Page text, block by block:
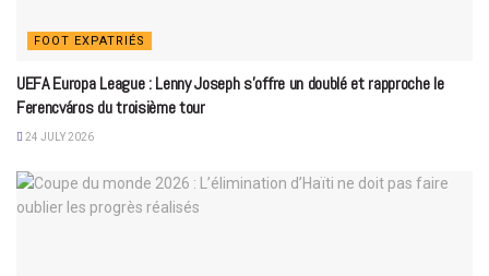
FOOT EXPATRIÉS
UEFA Europa League : Lenny Joseph s’offre un doublé et rapproche le
Ferencváros du troisième tour
24 JULY 2026